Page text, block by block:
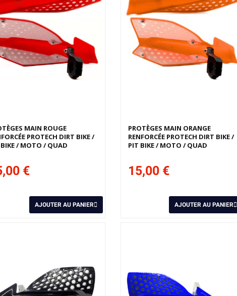
MAIN ROUGE
PROTECH DIRT BIKE /
/ MOTO / QUAD
€
AJOUTER AU PANIER
PROTÈGES MAIN ORANGE
RENFORCÉE PROTECH DIRT BIKE /
PIT BIKE / MOTO / QUAD
15,00 €
AJOUTER AU PANIER